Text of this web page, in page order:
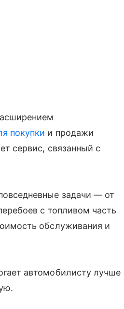
покупки и продажи
сервис, связанный с
задачи — от
с топливом часть
обслуживания и
автомобилисту лучше